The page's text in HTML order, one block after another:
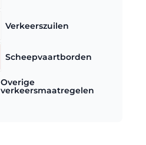
Verkeerszuilen
Scheepvaartborden
Overige
verkeersmaatregelen